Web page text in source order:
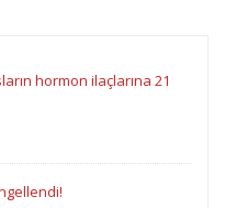
hormon ilaçlarına 21